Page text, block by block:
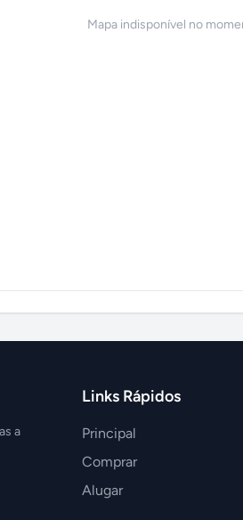
Mapa indisponível no
a
Links Rápidos
Principal
Comprar
Alugar